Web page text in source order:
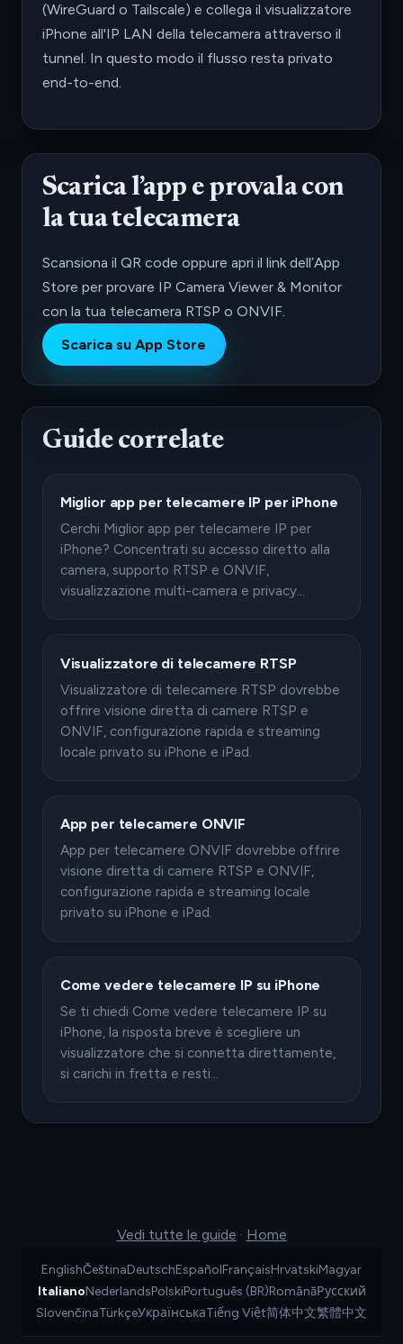
(WireGuard o Tailscale) e collega il visualizzatore
iPhone all'IP LAN della telecamera attraverso il
tunnel. In questo modo il flusso resta privato
end-to-end.
Scarica l’app e provala con
la tua telecamera
Scansiona il QR code oppure apri il link dell’App
Store per provare IP Camera Viewer & Monitor
con la tua telecamera RTSP o ONVIF.
Scarica su App Store
Guide correlate
Miglior app per telecamere IP per iPhone
Cerchi Miglior app per telecamere IP per
iPhone? Concentrati su accesso diretto alla
camera, supporto RTSP e ONVIF,
visualizzazione multi-camera e privacy…
Visualizzatore di telecamere RTSP
Visualizzatore di telecamere RTSP dovrebbe
offrire visione diretta di camere RTSP e
ONVIF, configurazione rapida e streaming
locale privato su iPhone e iPad.
App per telecamere ONVIF
App per telecamere ONVIF dovrebbe offrire
visione diretta di camere RTSP e ONVIF,
configurazione rapida e streaming locale
privato su iPhone e iPad.
Come vedere telecamere IP su iPhone
Se ti chiedi Come vedere telecamere IP su
iPhone, la risposta breve è scegliere un
visualizzatore che si connetta direttamente,
si carichi in fretta e resti…
Vedi tutte le guide · Home
EnglishČeštinaDeutschEspañolFrançaisHrvatskiMagyar
ItalianoNederlandsPolskiPortuguês (BR)RomânăРусский
SlovenčinaTürkçeУкраїнськаTiếng Việt简体中文繁體中文